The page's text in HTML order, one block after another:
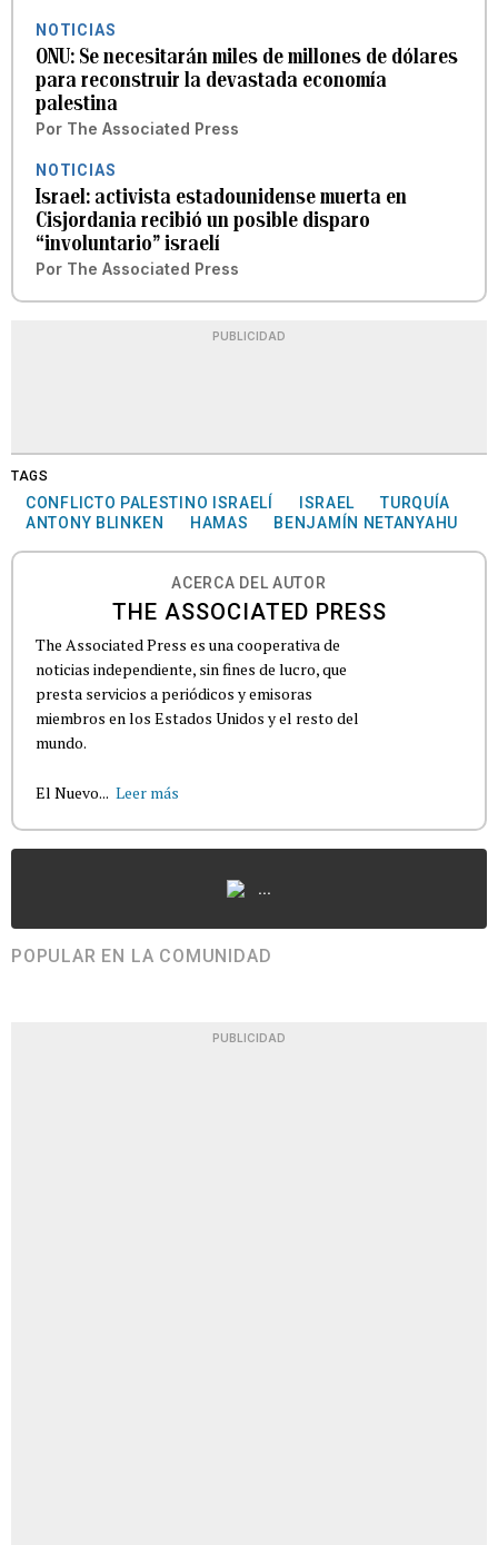
NOTICIAS
ONU: Se necesitarán miles de millones de dólares
para reconstruir la devastada economía
palestina
Por The Associated Press
NOTICIAS
Israel: activista estadounidense muerta en
Cisjordania recibió un posible disparo
“involuntario” israelí
Por The Associated Press
PUBLICIDAD
TAGS
CONFLICTO PALESTINO ISRAELÍ ISRAEL
TURQUÍA
ANTONY BLINKEN
HAMAS BENJAMÍN NETANYAHU
ACERCA DEL AUTOR
THE ASSOCIATED PRESS
The Associated Press es una cooperativa de
noticias independiente, sin fines de lucro, que
presta servicios a periódicos y emisoras
miembros en los Estados Unidos y el resto del
mundo.
El Nuevo... Leer más
...
POPULAR EN LA COMUNIDAD
PUBLICIDAD